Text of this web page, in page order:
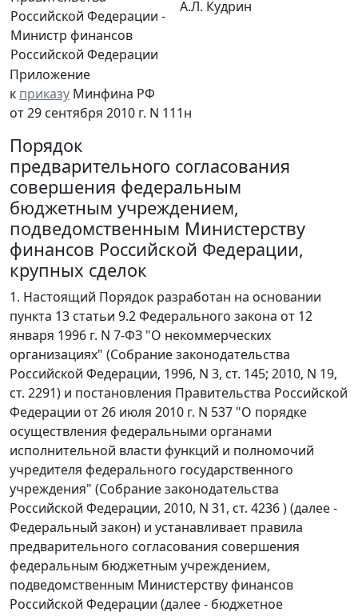
Российской Федерации -
Министр финансов
Российской Федерации
A.Л. Кудрин
Приложение
к приказу Минфина РФ
от 29 сентября 2010 г. N 111н
Порядок
предварительного согласования
совершения федеральным
бюджетным учреждением,
подведомственным Министерству
финансов Российской Федерации,
крупных сделок
1. Настоящий Порядок разработан на основании
пункта 13 статьи 9.2 Федерального закона от 12
января 1996 г. N 7-ФЗ "О некоммерческих
организациях" (Собрание законодательства
Российской Федерации, 1996, N 3, ст. 145; 2010, N 19,
ст. 2291) и постановления Правительства Российской
Федерации от 26 июля 2010 г. N 537 "О порядке
осуществления федеральными органами
исполнительной власти функций и полномочий
учредителя федерального государственного
учреждения" (Собрание законодательства
Российской Федерации, 2010, N 31, ст. 4236 ) (далее -
Федеральный закон) и устанавливает правила
предварительного согласования совершения
федеральным бюджетным учреждением,
подведомственным Министерству финансов
Российской Федерации (далее - бюджетное